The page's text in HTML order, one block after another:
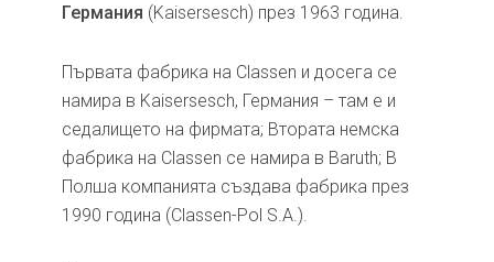
Германия (Kaisersesch) през 1963 година.
Първата фабрика на Classen и досега се
намира в Kaisersesch, Германия – там е и
седалището на фирмата; Втората немска
фабрика на Classen се намира в Baruth; В
Полша компанията създава фабрика през
1990 година (Classen-Pol S.A.).